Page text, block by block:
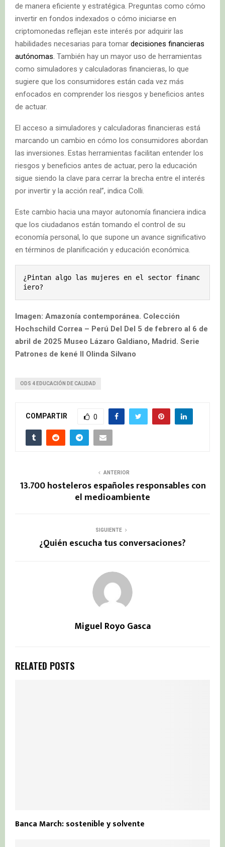
de manera eficiente y estratégica. Preguntas como cómo
invertir en fondos indexados o cómo iniciarse en
criptomonedas reflejan este interés por adquirir las
habilidades necesarias para tomar decisiones financieras
autónomas. También hay un mayor uso de herramientas
como simuladores y calculadoras financieras, lo que
sugiere que los consumidores están cada vez más
enfocados en comprender los riesgos y beneficios antes
de actuar.
El acceso a simuladores y calculadoras financieras está
marcando un cambio en cómo los consumidores abordan
las inversiones. Estas herramientas facilitan entender los
riesgos y beneficios antes de actuar, pero la educación
sigue siendo la clave para cerrar la brecha entre el interés
por invertir y la acción real”, indica Colli.
Este cambio hacia una mayor autonomía financiera indica
que los ciudadanos están tomando el control de su
economía personal, lo que supone un avance significativo
en términos de planificación y educación económica.
¿Pintan algo las mujeres en el sector financ
iero?
Imagen: Amazonía contemporánea. Colección
Hochschild Correa – Perú Del Del 5 de febrero al 6 de
abril de 2025 Museo Lázaro Galdiano, Madrid. Serie
Patrones de kené II Olinda Silvano
ODS 4 EDUCACIÓN DE CALIDAD
COMPARTIR 0
ANTERIOR
13.700 hosteleros españoles responsables con
el medioambiente
SIGUIENTE
¿Quién escucha tus conversaciones?
Miguel Royo Gasca
RELATED POSTS
Banca March: sostenible y solvente